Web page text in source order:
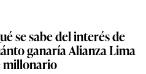
se sabe del interés de
ganaría Alianza Lima
millonario